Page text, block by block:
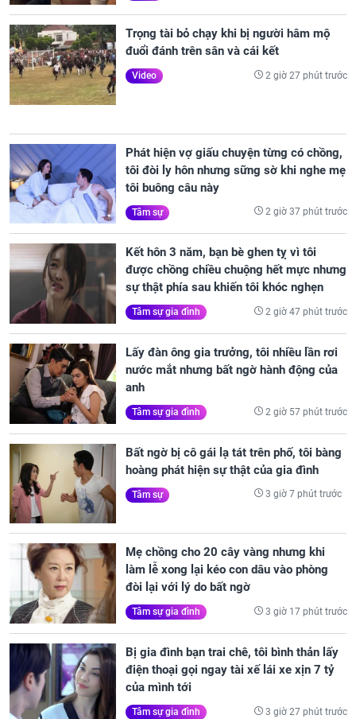
Trọng tài bỏ chạy khi bị người hâm mộ
đuổi đánh trên sân và cái kết
Video 2 giờ 27 phút trước
Phát hiện vợ giấu chuyện từng có chồng,
tôi đòi ly hôn nhưng sững sờ khi nghe mẹ
tôi buông câu này
Tâm sự 2 giờ 37 phút trước
Kết hôn 3 năm, bạn bè ghen tỵ vì tôi
được chồng chiều chuộng hết mực nhưng
sự thật phía sau khiến tôi khóc nghẹn
Tâm sự gia đình 2 giờ 47 phút trước
Lấy đàn ông gia trưởng, tôi nhiều lần rơi
nước mắt nhưng bất ngờ hành động của
anh
Tâm sự gia đình 2 giờ 57 phút trước
Bất ngờ bị cô gái lạ tát trên phố, tôi bàng
hoàng phát hiện sự thật của gia đình
Tâm sự 3 giờ 7 phút trước
Mẹ chồng cho 20 cây vàng nhưng khi
làm lễ xong lại kéo con dâu vào phòng
đòi lại với lý do bất ngờ
Tâm sự gia đình 3 giờ 17 phút trước
Bị gia đình bạn trai chê, tôi bình thản lấy
điện thoại gọi ngay tài xế lái xe xịn 7 tỷ
của mình tới
Tâm sự gia đình 3 giờ 27 phút trước